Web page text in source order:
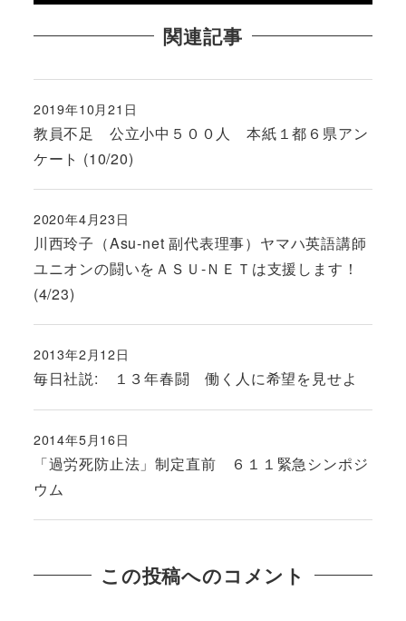
関連記事
教員不足 公立小中５００人 本紙１都６県アン
ケート (10/20)
投稿日
2019年10月21日
川西玲子（Asu-net 副代表理事）ヤマハ英語講師
ユニオンの闘いをＡＳＵ-ＮＥＴは支援します！
(4/23)
投稿日
2020年4月23日
毎日社説: １３年春闘 働く人に希望を見せよ
投稿日
2013年2月12日
「過労死防止法」制定直前 ６１１緊急シンポジ
ウム
投稿日
2014年5月16日
この投稿へのコメント